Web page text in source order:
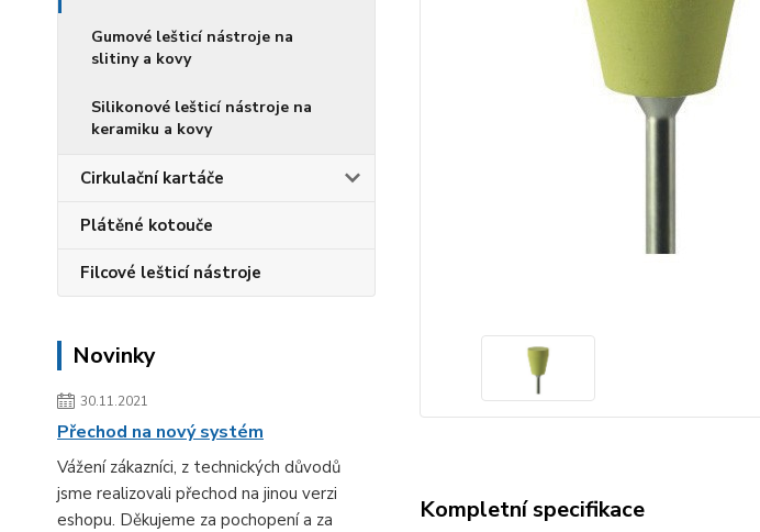
Gumové lešticí nástroje na
slitiny a kovy
Silikonové lešticí nástroje na
keramiku a kovy
Cirkulační kartáče
Plátěné kotouče
Filcové lešticí nástroje
Novinky
30.11.2021
Přechod na nový systém
Vážení zákazníci, z technických důvodů
jsme realizovali přechod na jinou verzi
eshopu. Děkujeme za pochopení a za
Kompletní specifikace